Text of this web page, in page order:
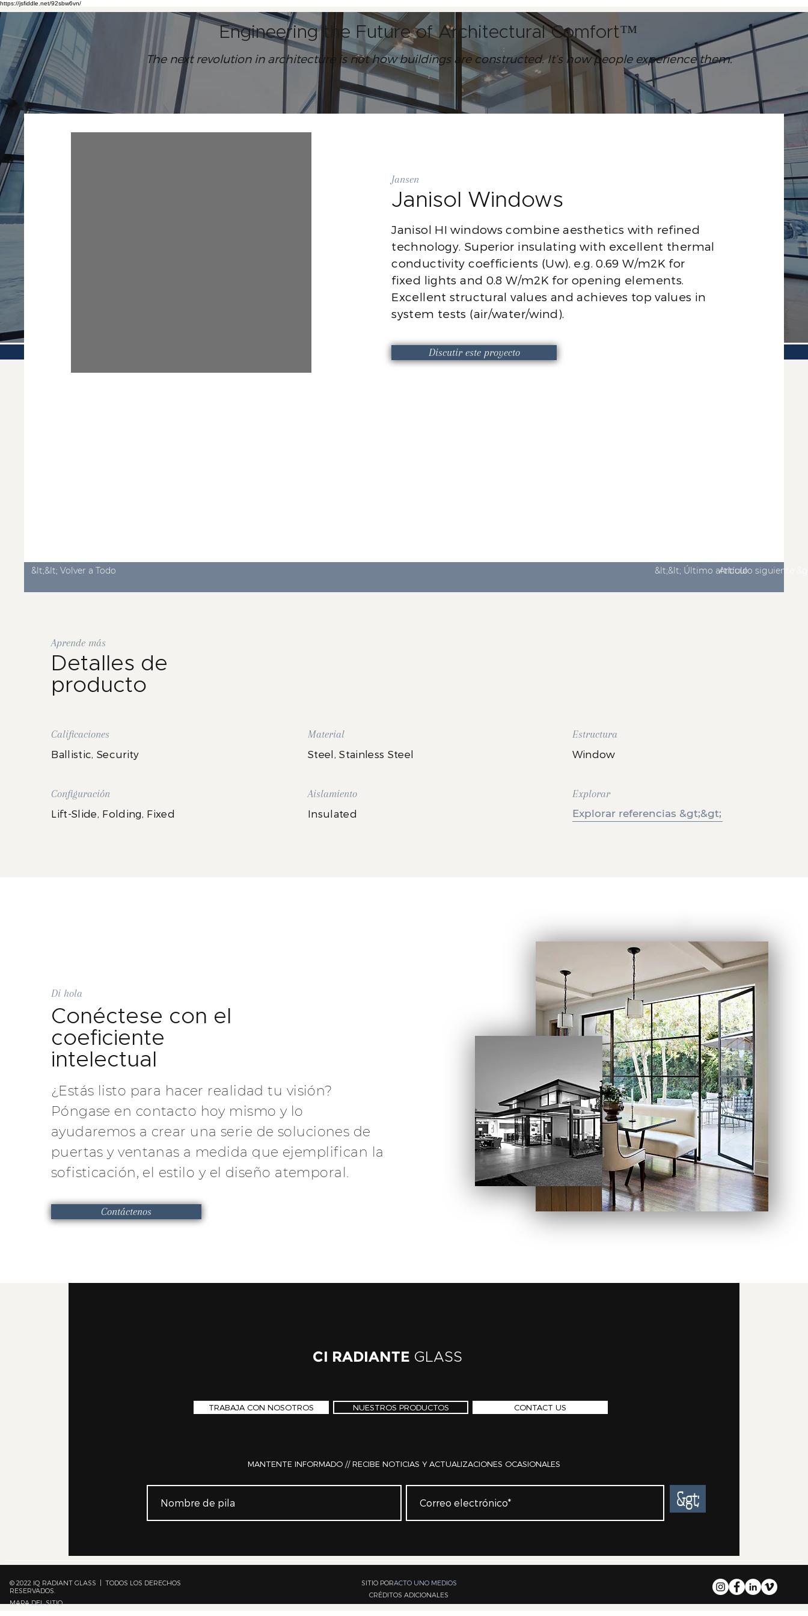
https://jsfiddle.net/92sbw6vn/
Engineering the Future of Architectural Comfort™
The next revolution in architecture is not how buildings are constructed. It’s how people experience them.
Jansen
Janisol Windows
Janisol HI windows combine aesthetics with refined
technology. Superior insulating with excellent thermal
conductivity coefficients (Uw), e.g. 0.69 W/m2K for
fixed lights and 0.8 W/m2K for opening elements.
Excellent structural values and achieves top values in
system tests (air/water/wind).
Discutir este proyecto
&lt;&lt; Volver a Todo &lt;&lt; Último artículoArtículo siguiente
Aprende más
Detalles de
producto
Calificaciones
Ballistic, Security
Material
Steel, Stainless Steel
Estructura
Window
Configuración
Lift-Slide, Folding, Fixed
Aislamiento
Insulated
Explorar
Explorar referencias &gt;&gt;
Di hola
Conéctese con el
coeficiente
intelectual
¿Estás listo para hacer realidad tu visión?
Póngase en contacto hoy mismo y lo
ayudaremos a crear una serie de soluciones de
puertas y ventanas a medida que ejemplifican la
sofisticación, el estilo y el diseño atemporal.
Contáctenos
CI RADIANTE GLASS
TRABAJA CON NOSOTROS NUESTROS PRODUCTOS CONTACT US
MANTENTE INFORMADO // RECIBE NOTICIAS Y ACTUALIZACIONES OCASIONALES
&gt;
© 2022 IQ RADIANT GLASS | TODOS LOS DERECHOS
RESERVADOS.
MAPA DEL SITIO
SITIO PORACTO UNO MEDIOS
CRÉDITOS ADICIONALES
https://jsfiddle.net/a24gxuhq/2/